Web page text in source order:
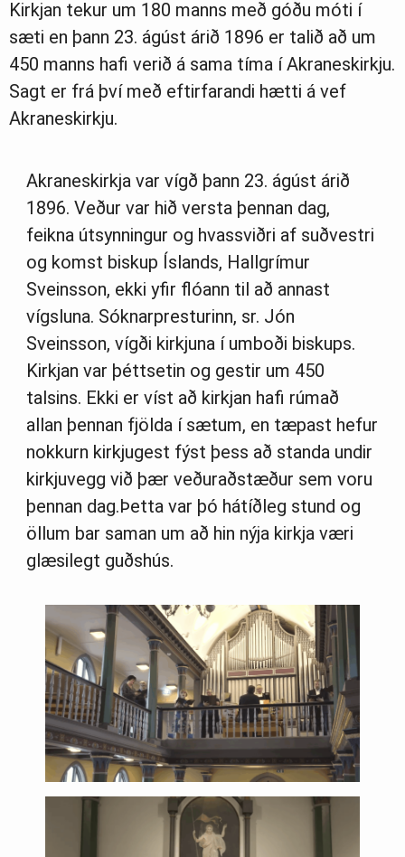
Kirkjan tekur um 180 manns með góðu móti í
sæti en þann 23. ágúst árið 1896 er talið að um
450 manns hafi verið á sama tíma í Akraneskirkju.
Sagt er frá því með eftirfarandi hætti á vef
Akraneskirkju.
Akraneskirkja var vígð þann 23. ágúst árið
1896. Veður var hið versta þennan dag,
feikna útsynningur og hvassviðri af suðvestri
og komst biskup Íslands, Hallgrímur
Sveinsson, ekki yfir flóann til að annast
vígsluna. Sóknarpresturinn, sr. Jón
Sveinsson, vígði kirkjuna í umboði biskups.
Kirkjan var þéttsetin og gestir um 450
talsins. Ekki er víst að kirkjan hafi rúmað
allan þennan fjölda í sætum, en tæpast hefur
nokkurn kirkjugest fýst þess að standa undir
kirkjuvegg við þær veðuraðstæður sem voru
þennan dag.Þetta var þó hátíðleg stund og
öllum bar saman um að hin nýja kirkja væri
glæsilegt guðshús.